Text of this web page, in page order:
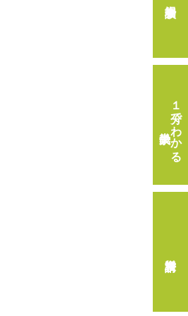
１分でわかる